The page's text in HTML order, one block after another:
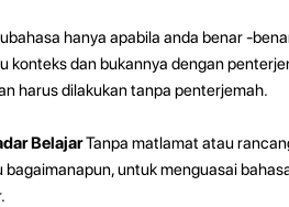
hanya apabila anda benar -
konteks dan bukannya dengan
harus dilakukan tanpa penterjemah.
BelajarTanpa matlamat atau
bagaimanapun, untuk menguasai